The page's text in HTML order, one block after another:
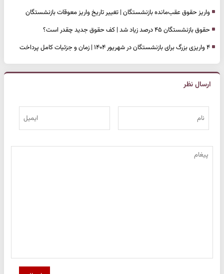
واریز حقوق عقب‌مانده بازنشستگان | تغییر تاریخ واریز معوقات بازنشستگان
حقوق بازنشستگان ۴۵ درصد زیاد شد | کف حقوق جدید چقدر است؟
۴ واریزی بزرگ برای بازنشستگان در شهریور ۱۴۰۴ | زمان و جزئیات کامل پرداخت
ارسال نظر